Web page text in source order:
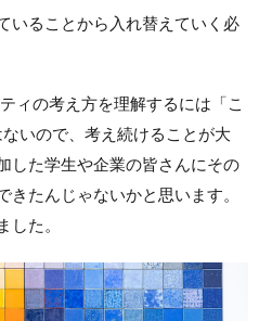
ることから入れ替えていく必
ィの考え方を理解するには「こ
いので、考え続けることが大
した学生や企業の皆さんにその
きたんじゃないかと思います。
した。